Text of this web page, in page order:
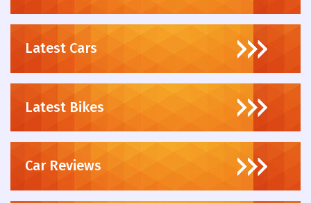
Latest Cars
Latest Bikes
Car Reviews